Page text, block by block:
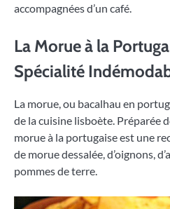
accompagnées d’un café.
La Morue à la
Spécialité
La morue, ou bacalhau en
de la cuisine lisboète. Préparée
morue à la portugaise est une
de morue dessalée, d’oignons,
pommes de terre.